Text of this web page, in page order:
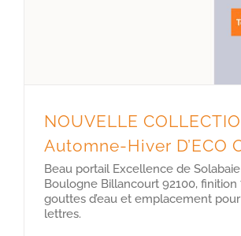
NOUVELLE
Automne-Hiver D’ECO
Beau portail Excellence de
Boulogne Billancourt 92100, finition
gouttes d’eau et emplacement
lettres.